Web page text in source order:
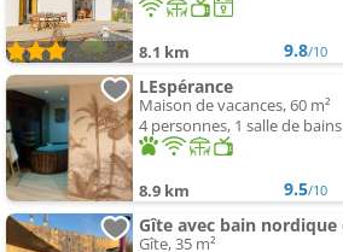
8.1 km 9.8/10
LEspérance
Maison de vacances, 60 m²
4 personnes, 1 salle de bains
8.9 km 9.5/10
Gîte, 35 m²